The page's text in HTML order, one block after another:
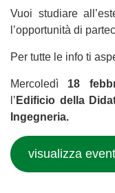
Vuoi studiare
l’opportunità di
Per tutte le info ti
Mercoledì 18
l’ Edificio della
Ingegneria.
visualizza